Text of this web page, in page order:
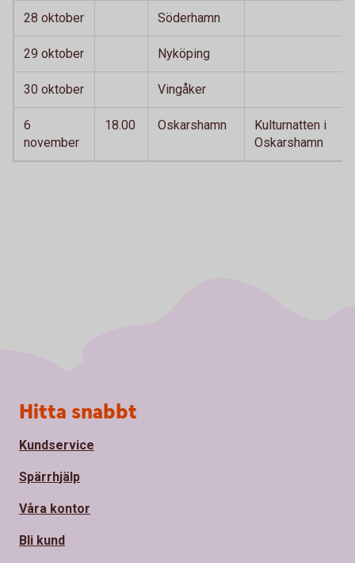
28 oktober Söderhamn
29 oktober Nyköping
30 oktober Vingåker
6
november
18.00 Oskarshamn
Kulturnatten i
Oskarshamn
Sidfot
Hitta snabbt
Kundservice
Spärrhjälp
Våra kontor
Bli kund